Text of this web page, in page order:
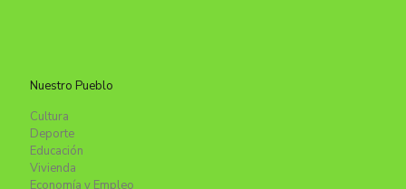
Nuestro Pueblo
Cultura
Deporte
Educación
Vivienda
Economía y Empleo